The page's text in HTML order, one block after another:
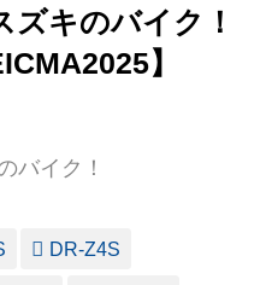
ズキのバイク！
】
バイク！
DR-Z4S